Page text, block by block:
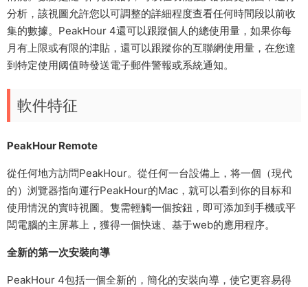
分析，該視圖允許您以可調整的詳細程度查看任何時間段以前收
集的數據。PeakHour 4還可以跟蹤個人的總使用量，如果你每
月有上限或有限的津貼，還可以跟蹤你的互聯網使用量，在您達
到特定使用阈值時發送電子郵件警報或系統通知。
軟件特征
PeakHour Remote
從任何地方訪問PeakHour。從任何一台設備上，将一個（現代
的）浏覽器指向運行PeakHour的Mac，就可以看到你的目标和
使用情況的實時視圖。隻需輕觸一個按鈕，即可添加到手機或平
闆電腦的主屏幕上，獲得一個快速、基于web的應用程序。
全新的第一次安裝向導
PeakHour 4包括一個全新的，簡化的安裝向導，使它更容易得